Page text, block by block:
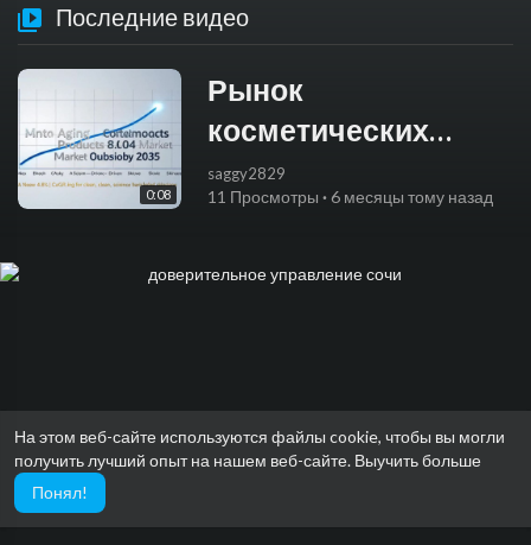
На этом веб-сайте используются файлы cookie, чтобы вы могли
получить лучший опыт на нашем веб-сайте. Выучить больше
Понял!
Последние видео
0:08
Рынок
косметических
средств против
старения
saggy2829
11 Просмотры ·6 месяцы тому назад